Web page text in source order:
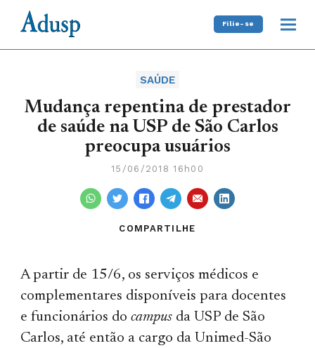
Filie-se
SAÚDE
Mudança repentina de prestador
de saúde na USP de São Carlos
preocupa usuários
15/06/2018 16h00
COMPARTILHE
A partir de 15/6, os serviços médicos e
complementares disponíveis para docentes
e funcionários docampus da USP de São
Carlos, até então a cargo da Unimed-São